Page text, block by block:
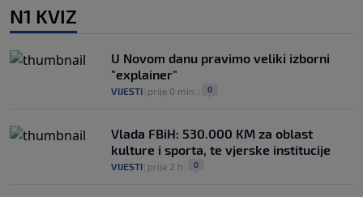
N1 KVIZ
U Novom danu pravimo veliki izborni
"explainer"
VIJESTI prije 0 min. 0
Vlada FBiH: 530.000 KM za oblast
kulture i sporta, te vjerske institucije
VIJESTI prije 2 h 0